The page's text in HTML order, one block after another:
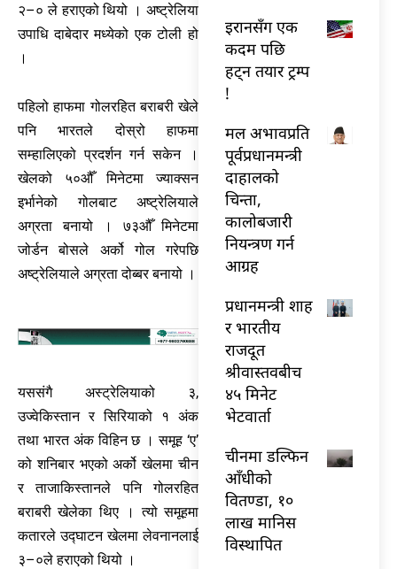
२–० ले हराएको थियो । अष्ट्रेलिया
उपाधि दाबेदार मध्येको एक टोली हो
।
पहिलो हाफमा गोलरहित बराबरी खेले
पनि भारतले दोस्रो हाफमा
सम्हालिएको प्रदर्शन गर्न सकेन ।
खेलको ५०औँ मिनेटमा ज्याक्सन
इर्भानेको गोलबाट अष्ट्रेलियाले
अग्रता बनायो । ७३औँ मिनेटमा
जोर्डन बोसले अर्को गोल गरेपछि
अष्ट्रेलियाले अग्रता दोब्बर बनायो ।
यससंगै अस्ट्रेलियाको ३,
उज्वेकिस्तान र सिरियाको १ अंक
तथा भारत अंक विहिन छ । समूह ‘ए’
को शनिबार भएको अर्को खेलमा चीन
र ताजाकिस्तानले पनि गोलरहित
बराबरी खेलेका थिए । त्यो समूहमा
कतारले उद्घाटन खेलमा लेवनानलाई
३–०ले हराएको थियो ।
इरानसँग एक
कदम पछि
हट्न तयार ट्रम्प
!
मल अभावप्रति
पूर्वप्रधानमन्त्री
दाहालको
चिन्ता,
कालोबजारी
नियन्त्रण गर्न
आग्रह
प्रधानमन्त्री शाह
र भारतीय
राजदूत
श्रीवास्तवबीच
४५ मिनेट
भेटवार्ता
चीनमा डल्फिन
आँधीको
वितण्डा, १०
लाख मानिस
विस्थापित